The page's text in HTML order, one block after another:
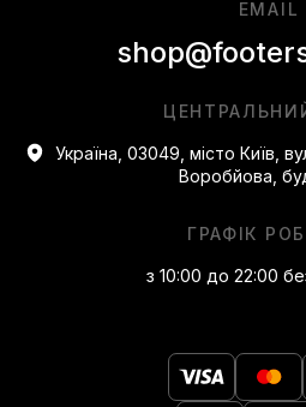
Україна, 03049, місто Київ,
Воробйова,
ГРАФІК
з 10:00 до 22:00
EMAIL